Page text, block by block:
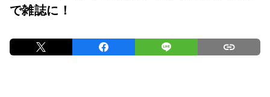
で雑誌に！